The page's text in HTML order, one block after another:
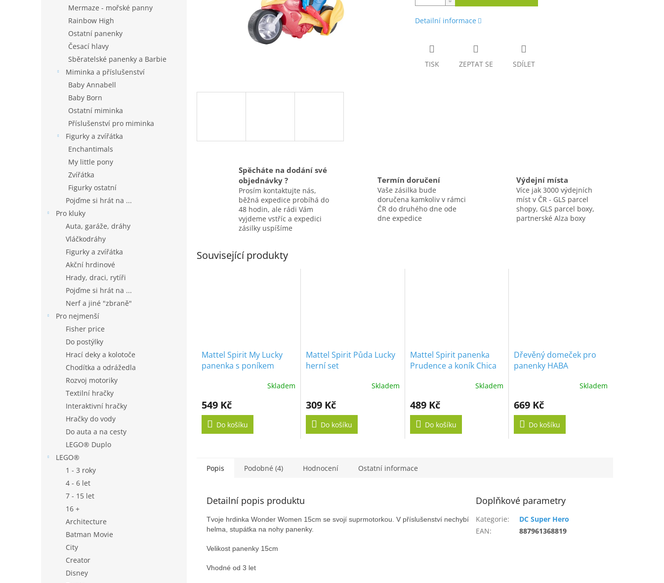
Mermaze - mořské panny
Rainbow High
Ostatní panenky
Česací hlavy
Sběratelské panenky a Barbie
Miminka a příslušenství
Baby Annabell
Baby Born
Ostatní miminka
Příslušenství pro miminka
Figurky a zvířátka
Enchantimals
My little pony
Zvířátka
Figurky ostatní
Pojďme si hrát na ...
Pro kluky
Auta, garáže, dráhy
Vláčkodráhy
Figurky a zvířátka
Akční hrdinové
Hrady, draci, rytíři
Pojďme si hrát na ...
Nerf a jiné "zbraně"
Pro nejmenší
Fisher price
Do postýlky
Hrací deky a kolotoče
Chodítka a odrážedla
Rozvoj motoriky
Textilní hračky
Interaktivní hračky
Hračky do vody
Do auta a na cesty
LEGO® Duplo
LEGO®
1 - 3 roky
4 - 6 let
7 - 15 let
16 +
Architecture
Batman Movie
City
Creator
Disney
Detailní informace
TISK ZEPTAT SE SDÍLET
Spěcháte na dodání své
objednávky ?
Prosím kontaktujte nás,
běžná expedice probíhá do
48 hodin, ale rádi Vám
vyjdeme vstříc a expedici
zásilky uspíšíme
Termín doručení
Vaše zásilka bude
doručena kamkoliv v rámci
ČR do druhého dne ode
dne expedice
Výdejní místa
Více jak 3000 výdejních
míst v ČR - GLS parcel
shopy, GLS parcel boxy,
partnerské Alza boxy
Související produkty
Mattel Spirit My Lucky
panenka s poníkem
Skladem
549 Kč
Do košíku
Mattel Spirit Půda Lucky
herní set
Skladem
309 Kč
Do košíku
Mattel Spirit panenka
Prudence a koník Chica
Skladem
489 Kč
Do košíku
Dřevěný domeček pro
panenky HABA
Skladem
669 Kč
Do košíku
Popis Podobné (4) Hodnocení Ostatní informace
Detailní popis produktu
Tvoje hrdinka Wonder Women 15cm se svojí suprmotorkou. V příslušenství nechybí
helma, stupátka na nohy panenky.
Velikost panenky 15cm
Vhodné od 3 let
Doplňkové parametry
Kategorie:
DC Super Hero
EAN: 887961368819